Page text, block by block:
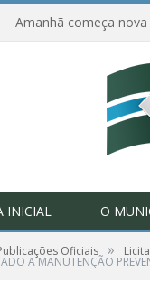
INICIAL O
Oficiais »
A MANUTENÇÃO